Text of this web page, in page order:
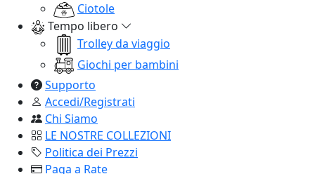
Ciotole
Tempo libero
Trolley da viaggio
Giochi per bambini
Supporto
Accedi/Registrati
Chi Siamo
LE NOSTRE COLLEZIONI
Politica dei Prezzi
Paga a Rate